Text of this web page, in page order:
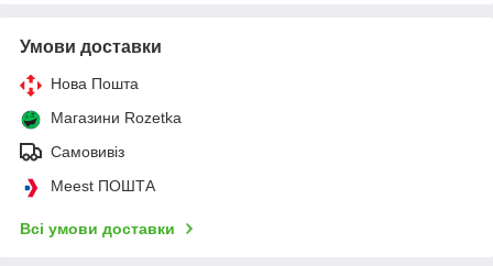
Умови доставки
Нова Пошта
Магазини Rozetka
Самовивіз
Meest ПОШТА
Всі умови доставки